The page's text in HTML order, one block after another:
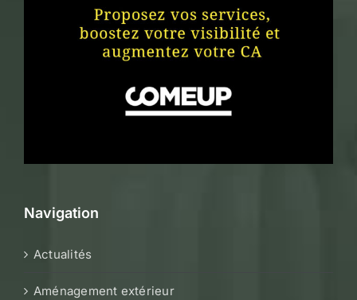
Navigation
Actualités
Aménagement extérieur